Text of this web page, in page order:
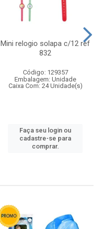
Mini relogio solapa c/12 ref
832
Código: 129357
Embalagem: Unidade
Caixa Com: 24 Unidade(s)
Faça seu login ou
cadastre-se para
comprar.